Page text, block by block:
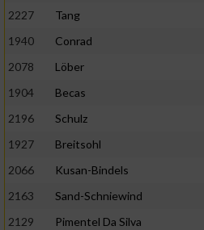
2227
Tang
1940
Conrad
2078
Löber
1904
Becas
2196
Schulz
1927
Breitsohl
2066
Kusan-Bindels
2163
Sand-Schniewind
2129
Pimentel Da Silva